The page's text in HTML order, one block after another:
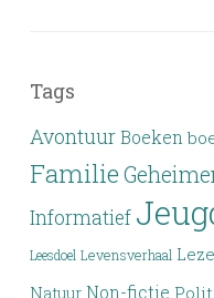
Tags
Avontuur Boeken
Familie
Informatief
Leesdoel Levensverhaal
Natuur Non-fictie